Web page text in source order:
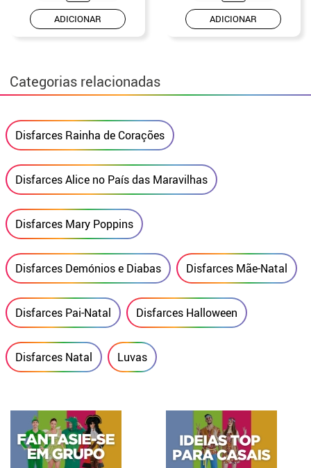
ADICIONAR ADICIONAR
Categorias relacionadas
Disfarces Rainha de Corações
Disfarces Alice no País das Maravilhas
Disfarces Mary Poppins
Disfarces Demónios e Diabas Disfarces Mãe-Natal
Disfarces Pai-Natal Disfarces Halloween
Disfarces Natal Luvas